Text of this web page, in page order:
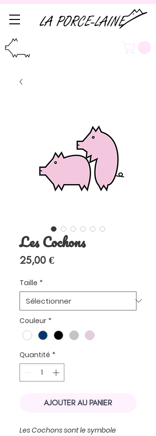
Les Cochons
25,00 €Prix
Taille *
Couleur *
Quantité *
AJOUTER AU PANIER
Les Cochons sont le symbole